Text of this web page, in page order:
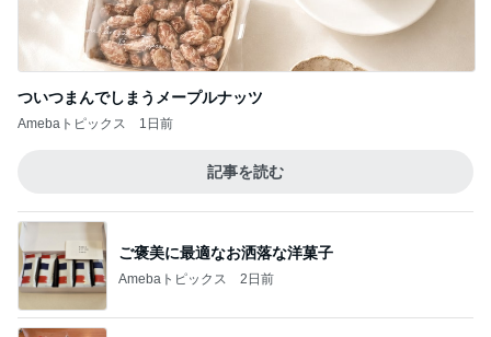
ついつまんでしまうメープルナッツ
Amebaトピックス 1日前
記事を読む
ご褒美に最適なお洒落な洋菓子
Amebaトピックス 2日前